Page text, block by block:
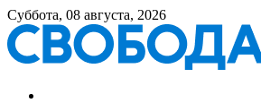
Суббота, 08 августа, 2026